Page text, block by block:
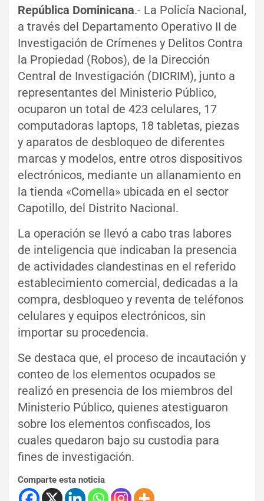
República Dominicana.- La Policía Nacional,
a través del Departamento Operativo II de
Investigación de Crímenes y Delitos Contra
la Propiedad (Robos), de la Dirección
Central de Investigación (DICRIM), junto a
representantes del Ministerio Público,
ocuparon un total de 423 celulares, 17
computadoras laptops, 18 tabletas, piezas
y aparatos de desbloqueo de diferentes
marcas y modelos, entre otros dispositivos
electrónicos, mediante un allanamiento en
la tienda «Comella» ubicada en el sector
Capotillo, del Distrito Nacional.
La operación se llevó a cabo tras labores
de inteligencia que indicaban la presencia
de actividades clandestinas en el referido
establecimiento comercial, dedicadas a la
compra, desbloqueo y reventa de teléfonos
celulares y equipos electrónicos, sin
importar su procedencia.
Se destaca que, el proceso de incautación y
conteo de los elementos ocupados se
realizó en presencia de los miembros del
Ministerio Público, quienes atestiguaron
sobre los elementos confiscados, los
cuales quedaron bajo su custodia para
fines de investigación.
Comparte esta noticia